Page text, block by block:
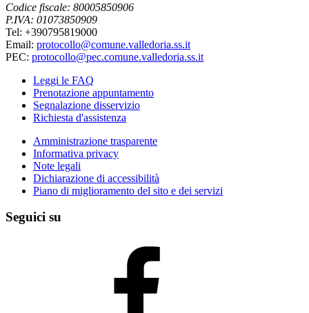
Codice fiscale: 80005850906
P.IVA: 01073850909
Tel: +390795819000
Email: protocollo@comune.valledoria.ss.it
PEC: protocollo@pec.comune.valledoria.ss.it
Leggi le FAQ
Prenotazione appuntamento
Segnalazione disservizio
Richiesta d'assistenza
Amministrazione trasparente
Informativa privacy
Note legali
Dichiarazione di accessibilità
Piano di miglioramento del sito e dei servizi
Seguici su